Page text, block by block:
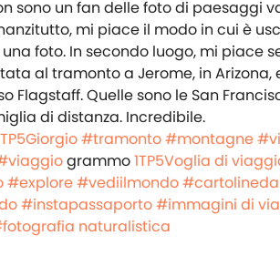
sono un fan delle foto di paesaggi
mi piace il modo in cui è
foto. In secondo luogo, mi piace
al tramonto a Jerome, in
Flagstaff. Quelle sono le San
di distanza. Incredibile.
#tramonto#montagne
grammo1TP5Voglia di
#explore#vediilmondo
#instapassaporto#immagini di
naturalistica